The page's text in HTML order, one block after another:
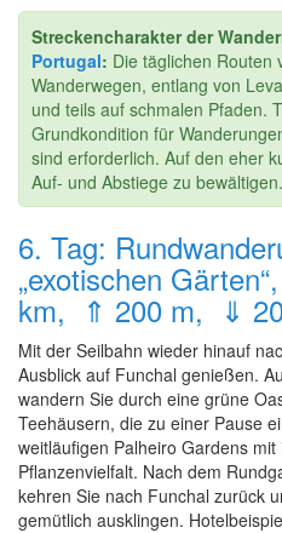
Streckencharakter der
Portugal: Die täglichen Routen
Wanderwegen, entlang von
und teils auf schmalen Pfaden.
Grundkondition für
sind erforderlich. Auf den eher
Auf- und Abstiege zu bewältigen.
6. Tag:
„exotischen
km, ⇑ 200 m, ⇓
Mit der Seilbahn wieder hinauf
Ausblick auf Funchal genießen.
wandern Sie durch eine grüne
Teehäusern, die zu einer Pause
weitläufigen Palheiro Gardens
Pflanzenvielfalt. Nach dem
kehren Sie nach Funchal zurück
gemütlich ausklingen.